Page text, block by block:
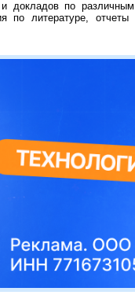
докладов по
по литературе, отчеты